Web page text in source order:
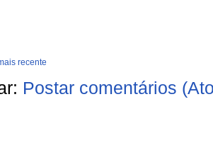
recente
Postar comentários